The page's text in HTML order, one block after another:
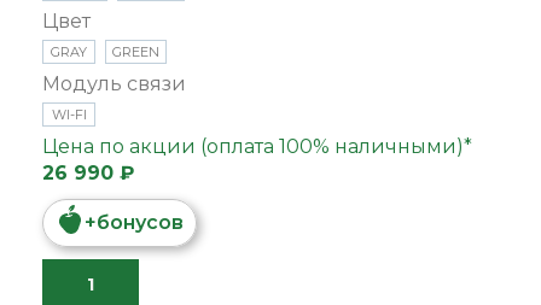
Цвет
GRAY GREEN
Модуль связи
WI-FI
Цена по акции (оплата 100% наличными)*
26 990 ₽
+бонусов